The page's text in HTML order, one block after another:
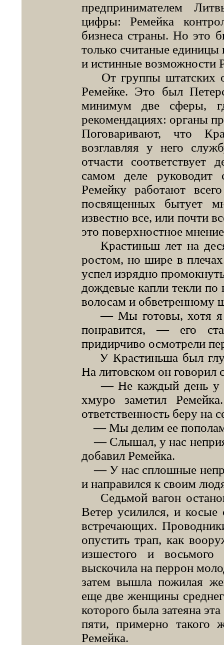
предпринимателем
цифры: Ремейка
бизнеса страны. Но это
только считаные единицы
и истинные возможности
От группы штатских
Ремейке. Это был
минимум две сферы,
рекомендациях: органы
Поговаривают, что
возглавляя у него
отчасти соответствует
самом деле руководит
Ремейку работают
посвященных бытует
известно все, или почти
это поверхностное
Крастиньш лет на
ростом, но шире в
успел изрядно
дождевые капли текли
волосам и обветренному
— Мы готовы, хотя я
понравится, — его
придирчиво осмотрели
У Крастиньша был
На литовском он говорил
— Не каждый день у
хмуро заметил
ответственность беру на
— Мы делим ее
— Слышал, у нас
добавил Ремейка.
— У нас сплошные
и направился к своим
Седьмой вагон
Ветер усилился, и
встречающих.
опустить трап, как
изшестого и
выскочила на перрон
затем вышла пожилая
еще две женщины
которого была затеяна
пяти, примерно такого
Ремейка.